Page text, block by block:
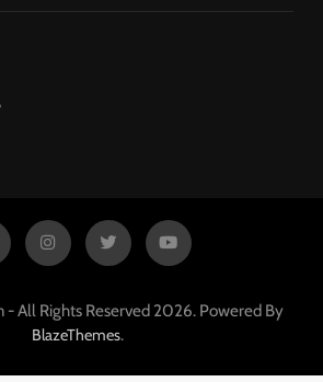
- All Rights Reserved 2026. Powered By
BlazeThemes.